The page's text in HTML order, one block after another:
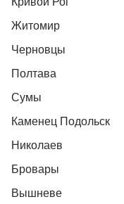
Житомир
Черновцы
Полтава
Сумы
Каменец Подольск
Николаев
Бровары
Вышневе